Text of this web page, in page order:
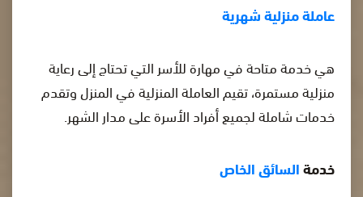
عاملة منزلية شهرية
هي خدمة متاحة في مهارة للأسر التي تحتاج إلى رعاية
منزلية مستمرة، تقيم العاملة المنزلية في المنزل وتقدم
خدمات شاملة لجميع أفراد الأسرة على مدار الشهر.
خدمةالسائق الخاص